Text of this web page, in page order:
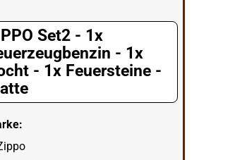
Set2 - 1x
- 1x
- 1x Feuersteine -